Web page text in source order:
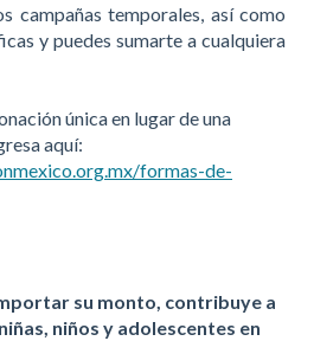
campañas temporales, así como
y puedes sumarte a cualquiera
única en lugar de una
aquí:
formas-de-
su monto, contribuye a
niños y adolescentes en